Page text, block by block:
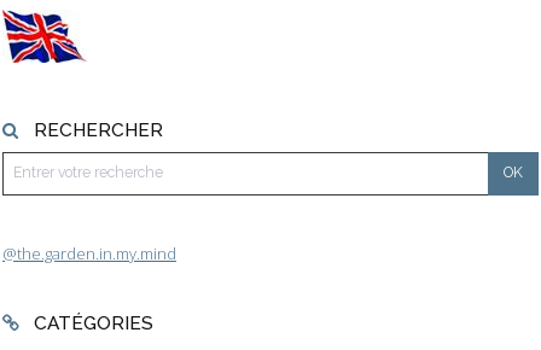
RECHERCHER
@the.garden.in.my.mind
CATÉGORIES